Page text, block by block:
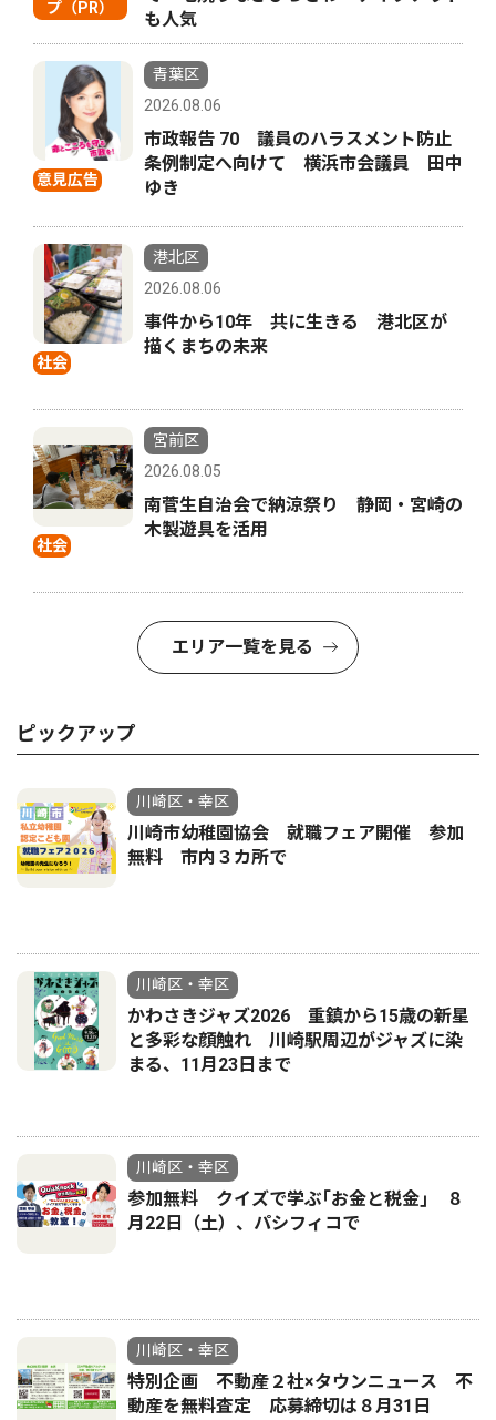
プ（PR）
も人気
意見広告
青葉区
2026.08.06
市政報告 70 議員のハラスメント防止
条例制定へ向けて 横浜市会議員 田中
ゆき
社会
港北区
2026.08.06
事件から10年 共に生きる 港北区が
描くまちの未来
社会
宮前区
2026.08.05
南菅生自治会で納涼祭り 静岡・宮崎の
木製遊具を活用
エリア一覧を見る
ピックアップ
川崎区・幸区
川崎市幼稚園協会 就職フェア開催 参加
無料 市内３カ所で
川崎区・幸区
かわさきジャズ2026 重鎮から15歳の新星
と多彩な顔触れ 川崎駅周辺がジャズに染
まる、11月23日まで
川崎区・幸区
参加無料 クイズで学ぶ｢お金と税金｣ ８
月22日（土）、パシフィコで
川崎区・幸区
特別企画 不動産２社×タウンニュース 不
動産を無料査定 応募締切は８月31日